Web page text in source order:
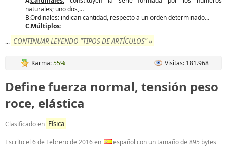
naturales; uno dos,…
B.Ordinales: indican cantidad, respecto a un orden determinado...
C.Múltiplos:
... CONTINUAR LEYENDO "TIPOS DE ARTÍCULOS" »
Karma:55% Visitas: 181.968
Define fuerza normal, tensión peso
roce, elástica
Clasificado en Física
Escrito el 6 de Febrero de 2016en español con un tamaño de 895 bytes